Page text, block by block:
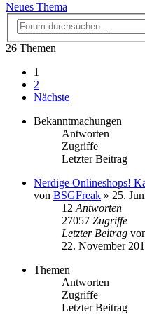
Neues Thema
26 Themen
1
2
Nächste
Bekanntmachungen
Antworten
Zugriffe
Letzter Beitrag
Nerdige Onlineshops!
von BSGFreak » 25.
12 Antworten
27057 Zugriffe
Letzter Beitrag
22. November
Themen
Antworten
Zugriffe
Letzter Beitrag